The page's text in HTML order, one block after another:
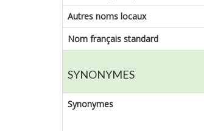
Autres noms locaux
Nom français standard
SYNONYMES
Synonymes